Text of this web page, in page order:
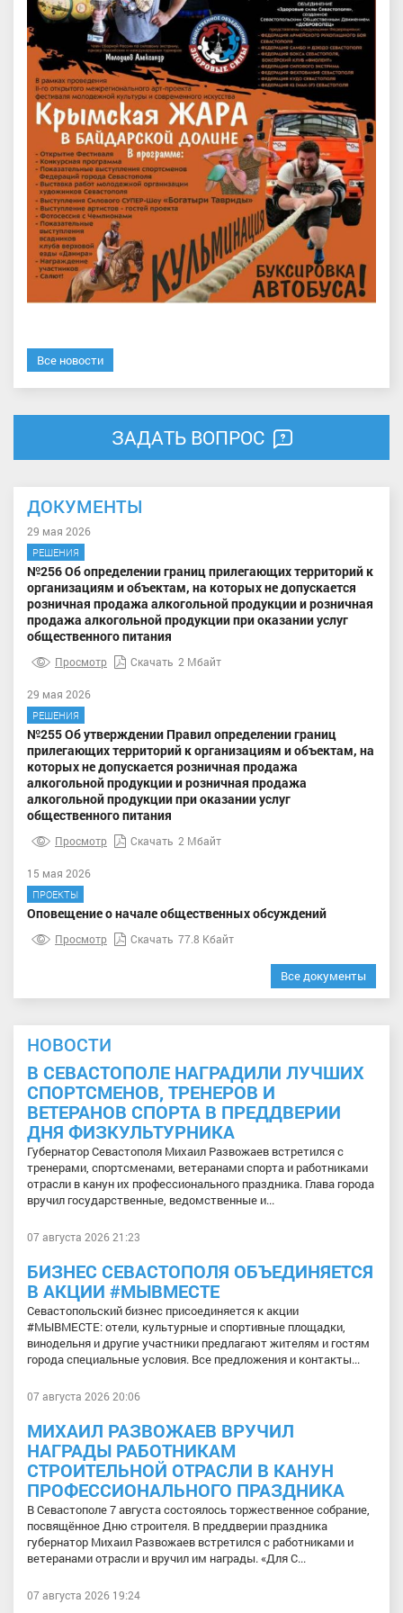
Все новости
ЗАДАТЬ ВОПРОС
ДОКУМЕНТЫ
29 мая 2026
РЕШЕНИЯ
№256 Об определении границ прилегающих территорий к
организациям и объектам, на которых не допускается
розничная продажа алкогольной продукции и розничная
продажа алкогольной продукции при оказании услуг
общественного питания
Просмотр Скачать 2 Мбайт
29 мая 2026
РЕШЕНИЯ
№255 Об утверждении Правил определении границ
прилегающих территорий к организациям и объектам, на
которых не допускается розничная продажа
алкогольной продукции и розничная продажа
алкогольной продукции при оказании услуг
общественного питания
Просмотр Скачать 2 Мбайт
15 мая 2026
ПРОЕКТЫ
Оповещение о начале общественных обсуждений
Просмотр Скачать 77.8 Кбайт
Все документы
НОВОСТИ
В СЕВАСТОПОЛЕ НАГРАДИЛИ ЛУЧШИХ
СПОРТСМЕНОВ, ТРЕНЕРОВ И
ВЕТЕРАНОВ СПОРТА В ПРЕДДВЕРИИ
ДНЯ ФИЗКУЛЬТУРНИКА
Губернатор Севастополя Михаил Развожаев встретился с
тренерами, спортсменами, ветеранами спорта и работниками
отрасли в канун их профессионального праздника. Глава города
вручил государственные, ведомственные и...
07 августа 2026 21:23
БИЗНЕС СЕВАСТОПОЛЯ ОБЪЕДИНЯЕТСЯ
В АКЦИИ #МЫВМЕСТЕ
Севастопольский бизнес присоединяется к акции
#МЫВМЕСТЕ: отели, культурные и спортивные площадки,
винодельня и другие участники предлагают жителям и гостям
города специальные условия. Все предложения и контакты...
07 августа 2026 20:06
МИХАИЛ РАЗВОЖАЕВ ВРУЧИЛ
НАГРАДЫ РАБОТНИКАМ
СТРОИТЕЛЬНОЙ ОТРАСЛИ В КАНУН
ПРОФЕССИОНАЛЬНОГО ПРАЗДНИКА
В Севастополе 7 августа состоялось торжественное собрание,
посвящённое Дню строителя. В преддверии праздника
губернатор Михаил Развожаев встретился с работниками и
ветеранами отрасли и вручил им награды. «Для С...
07 августа 2026 19:24